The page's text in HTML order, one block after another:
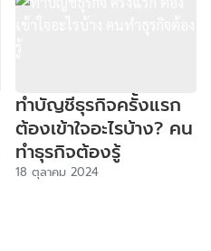
ทำบัญชีธุรกิจครั้งแรก
ต้องเข้าใจอะไรบ้าง? คน
ทำธุรกิจต้องรู้
18 ตุลาคม 2024